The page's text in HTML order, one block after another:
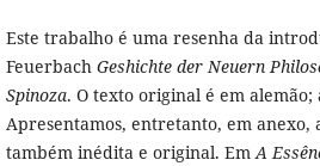
Este trabalho é uma resenha da
Feuerbach Geshichte der Neuern
Spinoza. O texto original é em
Apresentamos, entretanto, em anexo,
também inédita e original. EmA